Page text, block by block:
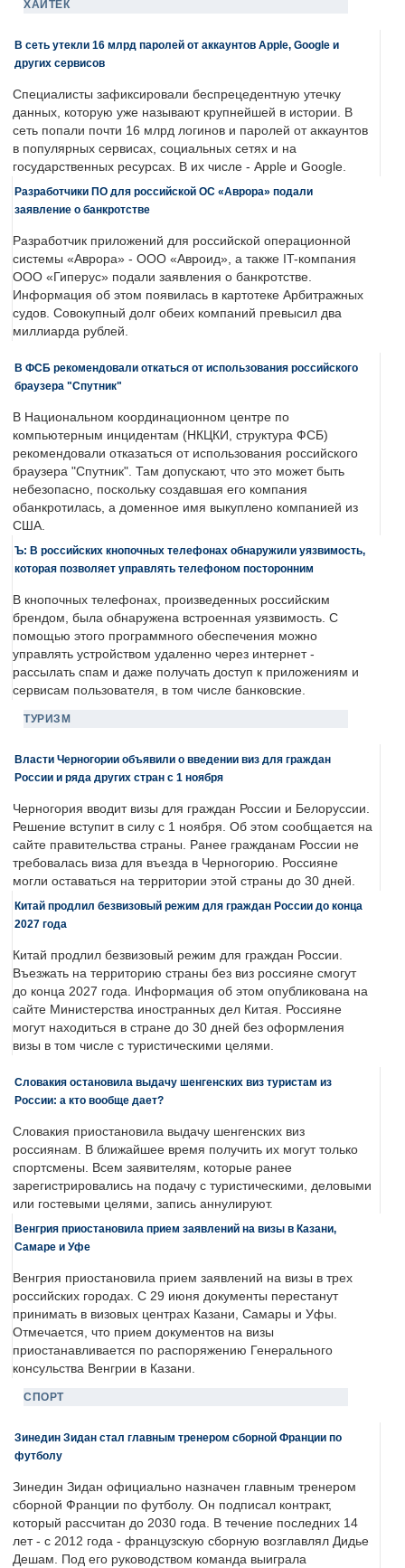
ХАЙТЕК
В сеть утекли 16 млрд паролей от аккаунтов Apple, Google и
других сервисов
Специалисты зафиксировали беспрецедентную утечку
данных, которую уже называют крупнейшей в истории. В
сеть попали почти 16 млрд логинов и паролей от аккаунтов
в популярных сервисах, социальных сетях и на
государственных ресурсах. В их числе - Apple и Google.
Разработчики ПО для российской ОС «Аврора» подали
заявление о банкротстве
Разработчик приложений для российской операционной
системы «Аврора» - ООО «Авроид», а также IT-компания
ООО «Гиперус» подали заявления о банкротстве.
Информация об этом появилась в картотеке Арбитражных
судов. Совокупный долг обеих компаний превысил два
миллиарда рублей.
В ФСБ рекомендовали откаться от использования российского
браузера "Спутник"
В Национальном координационном центре по
компьютерным инцидентам (НКЦКИ, структура ФСБ)
рекомендовали отказаться от использования российского
браузера "Спутник". Там допускают, что это может быть
небезопасно, поскольку создавшая его компания
обанкротилась, а доменное имя выкуплено компанией из
США.
Ъ: В российских кнопочных телефонах обнаружили уязвимость,
которая позволяет управлять телефоном посторонним
В кнопочных телефонах, произведенных российским
брендом, была обнаружена встроенная уязвимость. С
помощью этого программного обеспечения можно
управлять устройством удаленно через интернет -
рассылать спам и даже получать доступ к приложениям и
сервисам пользователя, в том числе банковские.
ТУРИЗМ
Власти Черногории объявили о введении виз для граждан
России и ряда других стран с 1 ноября
Черногория вводит визы для граждан России и Белоруссии.
Решение вступит в силу с 1 ноября. Об этом сообщается на
сайте правительства страны. Ранее гражданам России не
требовалась виза для въезда в Черногорию. Россияне
могли оставаться на территории этой страны до 30 дней.
Китай продлил безвизовый режим для граждан России до конца
2027 года
Китай продлил безвизовый режим для граждан России.
Въезжать на территорию страны без виз россияне смогут
до конца 2027 года. Информация об этом опубликована на
сайте Министерства иностранных дел Китая. Россияне
могут находиться в стране до 30 дней без оформления
визы в том числе с туристическими целями.
Словакия остановила выдачу шенгенских виз туристам из
России: а кто вообще дает?
Словакия приостановила выдачу шенгенских виз
россиянам. В ближайшее время получить их могут только
спортсмены. Всем заявителям, которые ранее
зарегистрировались на подачу с туристическими, деловыми
или гостевыми целями, запись аннулируют.
Венгрия приостановила прием заявлений на визы в Казани,
Самаре и Уфе
Венгрия приостановила прием заявлений на визы в трех
российских городах. С 29 июня документы перестанут
принимать в визовых центрах Казани, Самары и Уфы.
Отмечается, что прием документов на визы
приостанавливается по распоряжению Генерального
консульства Венгрии в Казани.
СПОРТ
Зинедин Зидан стал главным тренером сборной Франции по
футболу
Зинедин Зидан официально назначен главным тренером
сборной Франции по футболу. Он подписал контракт,
который рассчитан до 2030 года. В течение последних 14
лет - с 2012 года - французскую сборную возглавлял Дидье
Дешам. Под его руководством команда выиграла